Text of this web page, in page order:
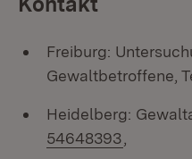
Freiburg:
Gewaltbetroffene,
Heidelberg:
54648393